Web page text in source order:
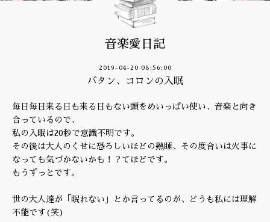
音楽愛日記
2019-04-20 08:56:00
バタン、コロンの入眠
毎日毎日来る日も来る日もない頭をめいっぱい使い、音楽と向き
合っているので、
私の入眠は20秒で意識不明です。
その後は大人のくせに恐ろしいほどの熟睡、その度合いは火事に
なっても気づかないかも！？てほどです。
もうずっとです。
世の大人達が「眠れない」とか言ってるのが、どうも私には理解
不能です(笑)